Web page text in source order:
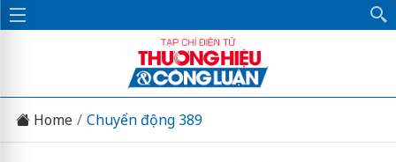
Home Chuyển động 389